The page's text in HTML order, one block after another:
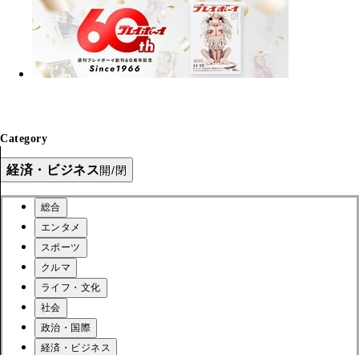
Category
経済・ビジネス開/閉
総合
エンタメ
スポーツ
クルマ
ライフ・文化
社会
政治・国際
経済・ビジネス